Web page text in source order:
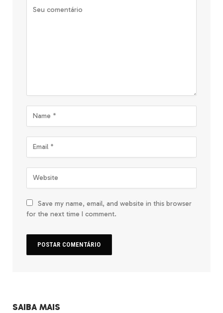
Save my name, email, and website in this browser
for the next time I comment.
SAIBA MAIS